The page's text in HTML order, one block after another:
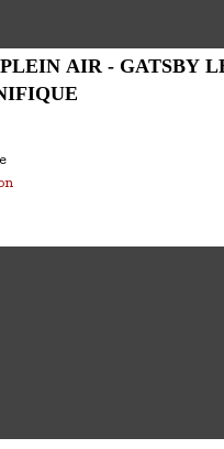
AIR - GATSBY